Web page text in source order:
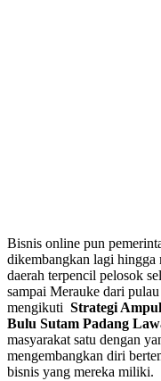
Bisnis online pun
dikembangkan lagi hingga
daerah terpencil pelosok
sampai Merauke dari
mengikuti Strategi
Bulu Sutam Padang
masyarakat satu dengan
mengembangkan diri
bisnis yang mereka miliki.